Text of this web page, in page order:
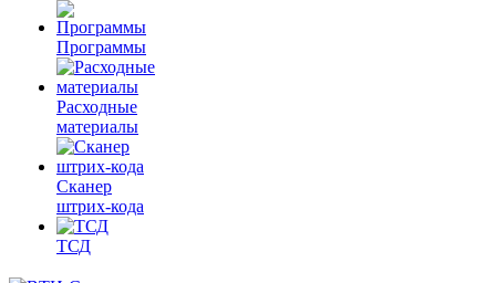
Программы
Расходные
материалы
Сканер
штрих-кода
ТСД